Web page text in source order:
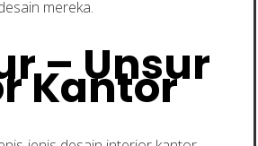
mereka.
– Unsur
Kantor